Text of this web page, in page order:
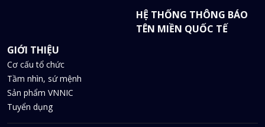
HỆ THỐNG THÔNG BÁO
TÊN MIỀN QUỐC TẾ
GIỚI THIỆU
Cơ cấu tổ chức
Tầm nhìn, sứ mệnh
Sản phẩm VNNIC
Tuyển dụng